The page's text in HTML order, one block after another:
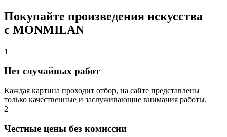
Покупайте произведения искусства
с MONMILAN
1
Нет случайных работ
Каждая картина проходит отбор, на сайте представлены
только качественные и заслуживающие внимания работы.
2
Честные цены без комиссии